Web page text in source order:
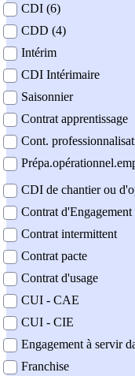
contrat
CDI (6)
CDD (4)
Intérim
CDI Intérimaire
Saisonnier
Contrat apprentissage
Cont.
CDI de chantier ou
Contrat
Contrat intermittent
Contrat pacte
Contrat d'usage
CUI - CAE
CUI - CIE
Engagement à servir
Franchise